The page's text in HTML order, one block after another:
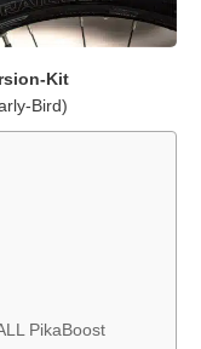
Kit
Bird)
PikaBoost